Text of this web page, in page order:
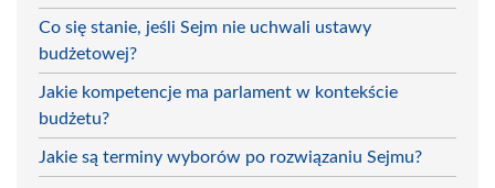
Co się stanie, jeśli Sejm nie uchwali ustawy
budżetowej?
Jakie kompetencje ma parlament w kontekście
budżetu?
Jakie są terminy wyborów po rozwiązaniu Sejmu?